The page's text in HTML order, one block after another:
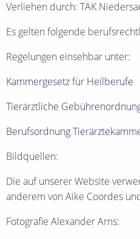
Verliehen durch: TÄK
Es gelten folgende
Regelungen einsehbar unter:
Kammergesetz für Heilberufe
Tierärztliche
Berufsordnung
Bildquellen:
Die auf unserer Website
anderem von Aike Coordes
Fotografie Alexander Arns: